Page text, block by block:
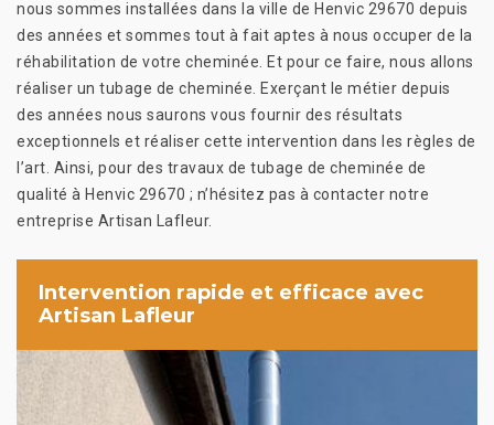
nous sommes installées dans la ville de Henvic 29670 depuis
des années et sommes tout à fait aptes à nous occuper de la
réhabilitation de votre cheminée. Et pour ce faire, nous allons
réaliser un tubage de cheminée. Exerçant le métier depuis
des années nous saurons vous fournir des résultats
exceptionnels et réaliser cette intervention dans les règles de
l’art. Ainsi, pour des travaux de tubage de cheminée de
qualité à Henvic 29670 ; n’hésitez pas à contacter notre
entreprise Artisan Lafleur.
Intervention rapide et efficace avec
Artisan Lafleur